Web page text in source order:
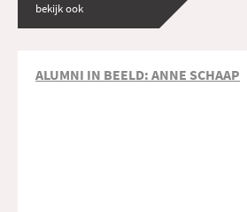
bekijk ook
ALUMNI IN BEELD: ANNE SCHAAP